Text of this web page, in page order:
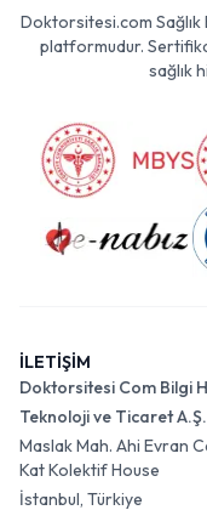
Doktorsitesi.com Sağlık
platformudur.
sağlık
İLETİŞİM
Doktorsitesi Com Bilgi
Teknoloji ve Ticaret A.Ş.
Maslak Mah. Ahi Evran
Kat Kolektif House
İstanbul, Türkiye